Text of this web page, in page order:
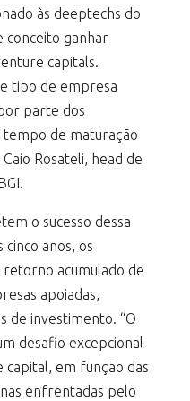
às deeptechs do
conceito ganhar
capitals.
tipo de empresa
parte dos
de maturação
Rosateli, head de
o sucesso dessa
anos, os
acumulado de
apoiadas,
de investimento. “O
desafio excepcional
em função das
enfrentadas pelo